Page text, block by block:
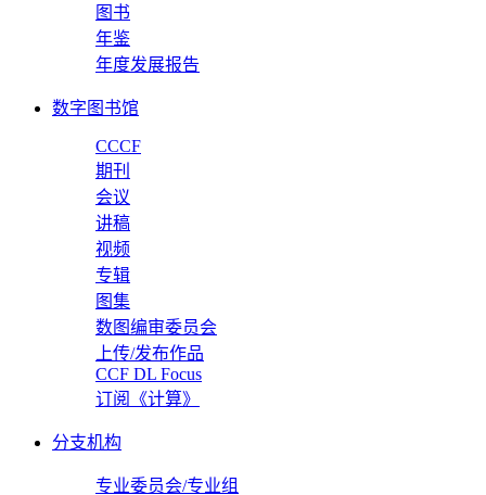
图书
年鉴
年度发展报告
数字图书馆
CCCF
期刊
会议
讲稿
视频
专辑
图集
数图编审委员会
上传/发布作品
CCF DL Focus
订阅《计算》
分支机构
专业委员会/专业组